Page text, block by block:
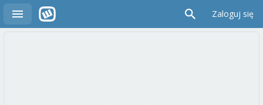
Zaloguj się